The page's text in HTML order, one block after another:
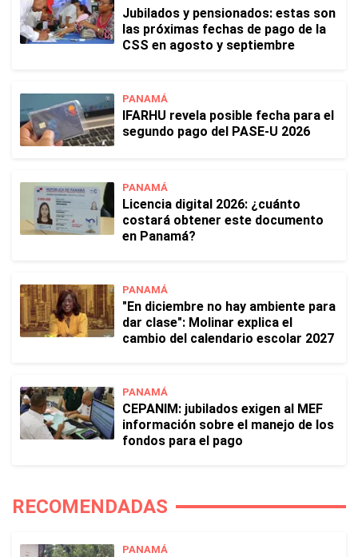
Jubilados y pensionados: estas son
las próximas fechas de pago de la
CSS en agosto y septiembre
PANAMÁ
IFARHU revela posible fecha para el
segundo pago del PASE-U 2026
PANAMÁ
Licencia digital 2026: ¿cuánto
costará obtener este documento
en Panamá?
PANAMÁ
"En diciembre no hay ambiente para
dar clase": Molinar explica el
cambio del calendario escolar 2027
PANAMÁ
CEPANIM: jubilados exigen al MEF
información sobre el manejo de los
fondos para el pago
RECOMENDADAS
PANAMÁ